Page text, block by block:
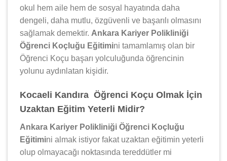
okul hem aile hem de sosyal hayatında daha
dengeli, daha mutlu, özgüvenli ve başarılı olmasını
sağlamak demektir. Ankara Kariyer Polikliniği
Öğrenci Koçluğu Eğitimini tamamlamış olan bir
Öğrenci Koçu başarı yolculuğunda öğrencinin
yolunu aydınlatan kişidir.
Kocaeli Kandıra Öğrenci Koçu Olmak İçin
Uzaktan Eğitim Yeterli Midir?
Ankara Kariyer Polikliniği Öğrenci Koçluğu
Eğitimini almak istiyor fakat uzaktan eğitimin yeterli
olup olmayacağı noktasında tereddütler mi